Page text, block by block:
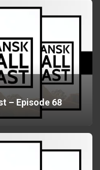
– Episode 68